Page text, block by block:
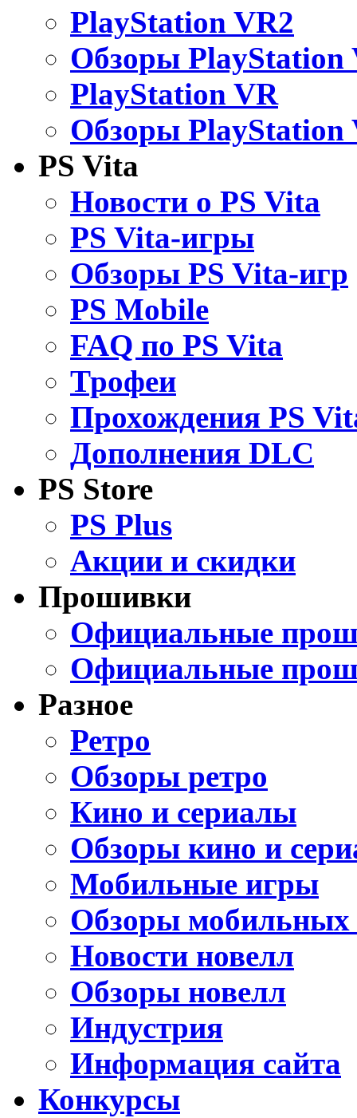
PlayStation VR2
Обзоры PlayStation
PlayStation VR
Обзоры PlayStation
PS Vita
Новости о PS Vita
PS Vita-игры
Обзоры PS Vita-игр
PS Mobile
FAQ по PS Vita
Трофеи
Прохождения PS
Дополнения DLC
PS Store
PS Plus
Акции и скидки
Прошивки
Официальные
Официальные
Разное
Ретро
Обзоры ретро
Кино и сериалы
Обзоры кино и
Мобильные игры
Обзоры мобильных
Новости новелл
Обзоры новелл
Индустрия
Информация сайта
Конкурсы